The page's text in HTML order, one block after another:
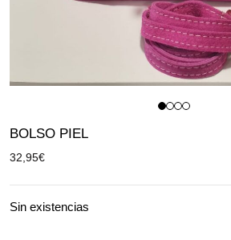
BOLSO PIEL
32,95€
Sin existencias